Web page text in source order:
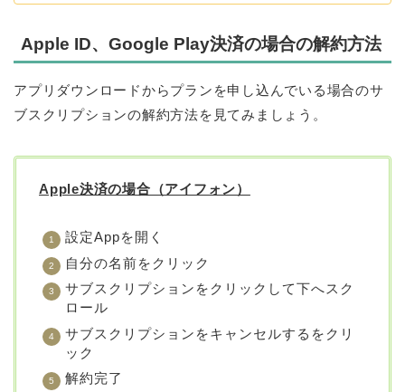
Apple ID、Google Play決済の場合の解約方法
アプリダウンロードからプランを申し込んでいる場合のサ
ブスクリプションの解約方法を見てみましょう。
Apple決済の場合（アイフォン）
設定Appを開く
自分の名前をクリック
サブスクリプションをクリックして下へスク
ロール
サブスクリプションをキャンセルするをクリ
ック
解約完了